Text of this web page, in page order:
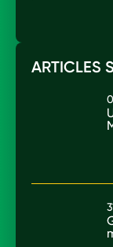
ARTICLES